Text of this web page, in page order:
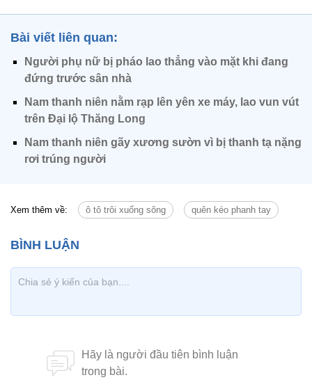
Bài viết liên quan:
Người phụ nữ bị pháo lao thẳng vào mặt khi đang
đứng trước sân nhà
Nam thanh niên nằm rạp lên yên xe máy, lao vun vút
trên Đại lộ Thăng Long
Nam thanh niên gãy xương sườn vì bị thanh tạ nặng
rơi trúng người
Xem thêm về: ô tô trôi xuống sông quên kéo phanh tay